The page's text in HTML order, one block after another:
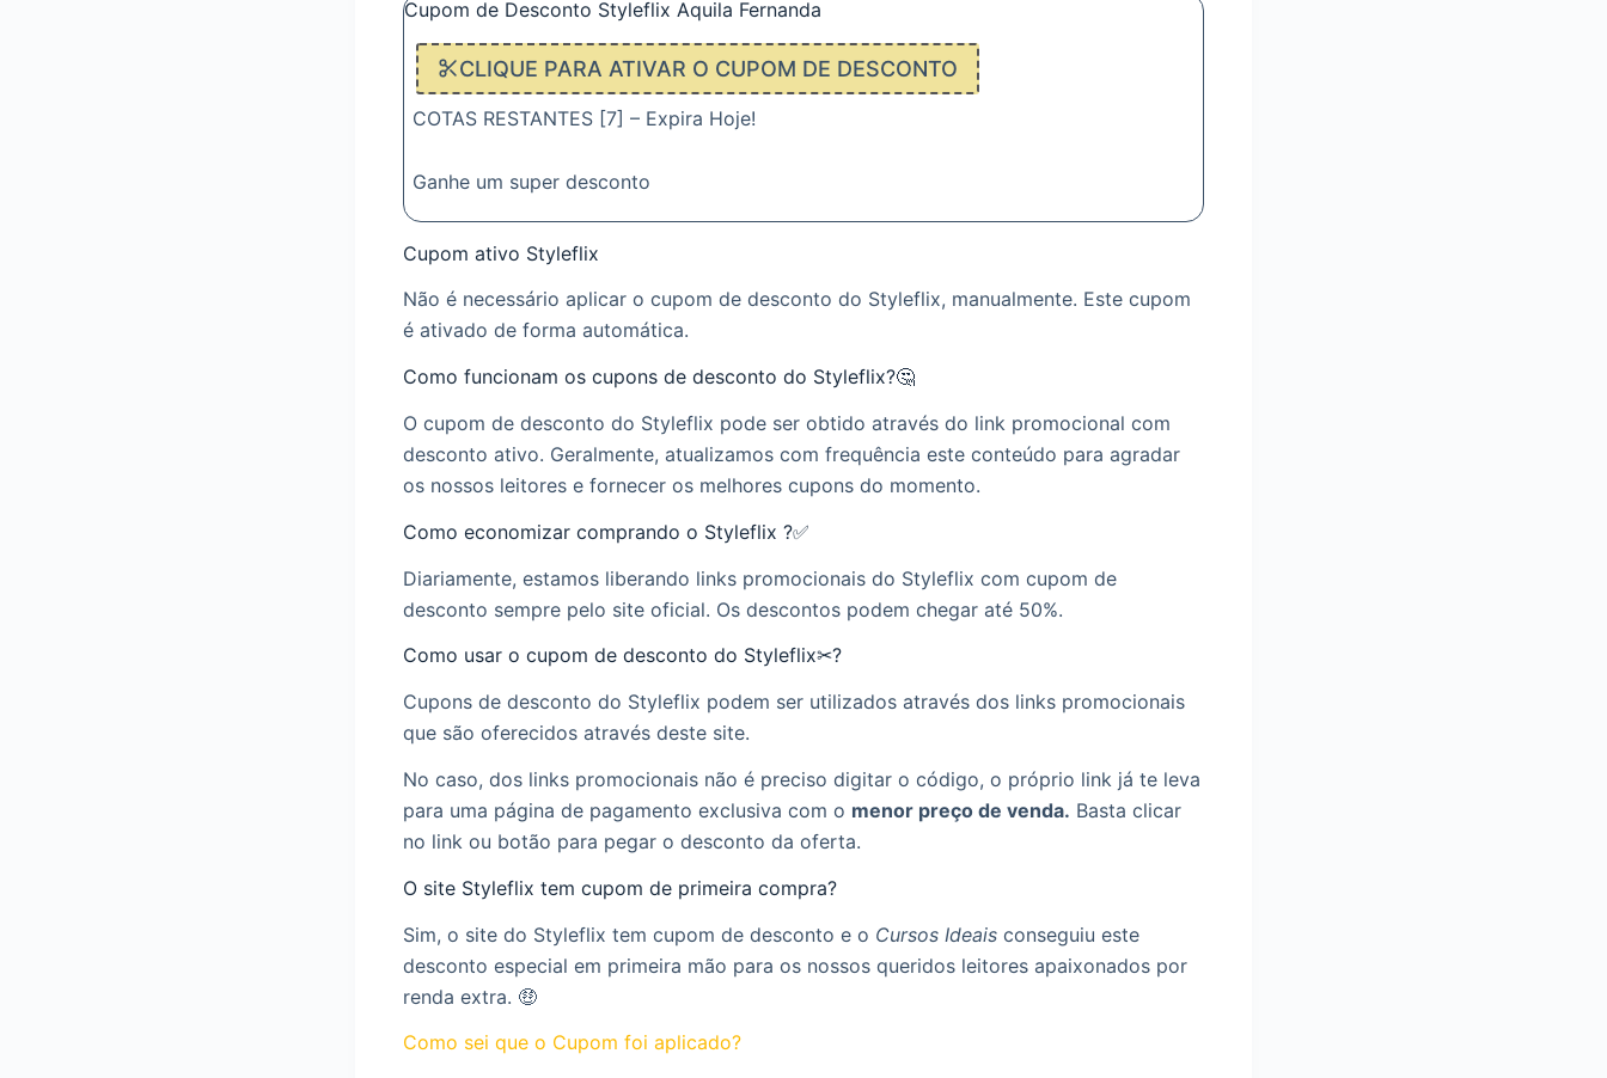
Cupom de Desconto Styleflix Aquila Fernanda
CLIQUE PARA ATIVAR O CUPOM DE DESCONTO
COTAS RESTANTES [7] – Expira Hoje!
Ganhe um super desconto
Cupom ativo Styleflix
Não é necessário aplicar o cupom de desconto do Styleflix, manualmente. Este cupom
é ativado de forma automática.
Como funcionam os cupons de desconto do Styleflix?🤔
O cupom de desconto do Styleflix pode ser obtido através do link promocional com
desconto ativo. Geralmente, atualizamos com frequência este conteúdo para agradar
os nossos leitores e fornecer os melhores cupons do momento.
Como economizar comprando o Styleflix ?✅
Diariamente, estamos liberando links promocionais do Styleflix com cupom de
desconto sempre pelo site oficial. Os descontos podem chegar até 50%.
Como usar o cupom de desconto do Styleflix✂?
Cupons de desconto do Styleflix podem ser utilizados através dos links promocionais
que são oferecidos através deste site.
No caso, dos links promocionais não é preciso digitar o código, o próprio link já te leva
para uma página de pagamento exclusiva com o menor preço de venda. Basta clicar
no link ou botão para pegar o desconto da oferta.
O site Styleflix tem cupom de primeira compra?
Sim, o site do Styleflix tem cupom de desconto e o Cursos Ideais conseguiu este
desconto especial em primeira mão para os nossos queridos leitores apaixonados por
renda extra. 🤑
Como sei que o Cupom foi aplicado?